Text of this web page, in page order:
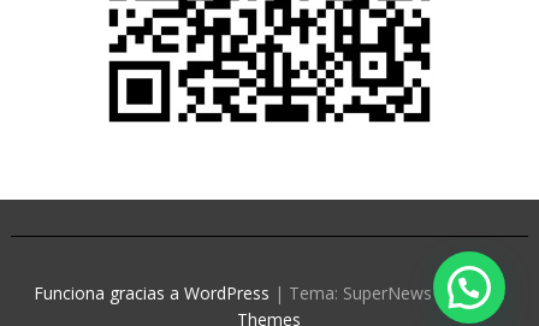
Funciona gracias a WordPress | Tema: SuperNews deAcme
Themes